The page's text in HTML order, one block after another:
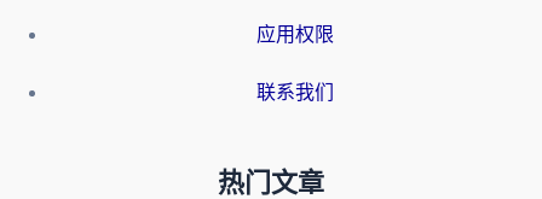
应用权限
联系我们
热门文章